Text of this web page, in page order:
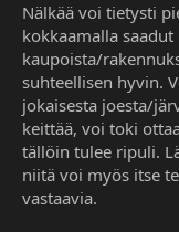
Nälkää voi tietysti
kokkaamalla
kaupoista/
suhteellisen hyvin.
jokaisesta joesta/
keittää, voi toki
tällöin tulee ripuli.
niitä voi myös itse
vastaavia.